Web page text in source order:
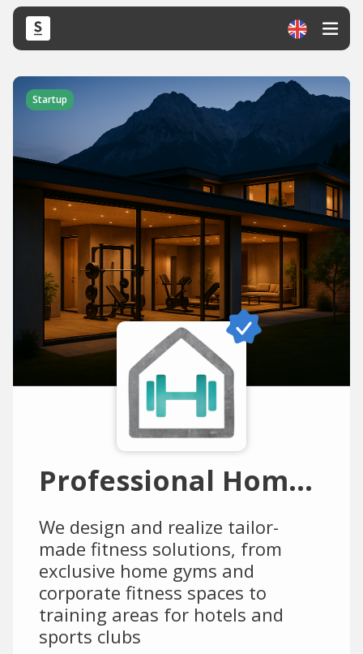
Startup
Professional HomeGym
We design and realize tailor-
made fitness solutions, from
exclusive home gyms and
corporate fitness spaces to
training areas for hotels and
sports clubs